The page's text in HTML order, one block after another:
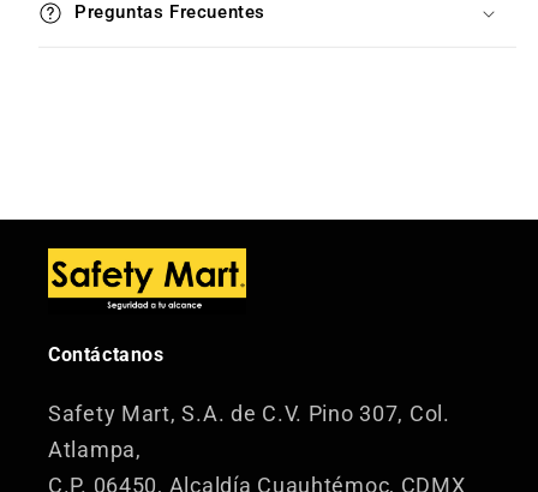
Preguntas Frecuentes
Contáctanos
Safety Mart, S.A. de C.V. Pino 307, Col.
Atlampa,
C.P. 06450, Alcaldía Cuauhtémoc, CDMX